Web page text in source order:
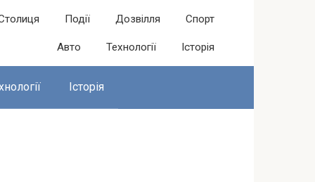
Події Дозвілля Спорт
Авто Технології Історія
Історія